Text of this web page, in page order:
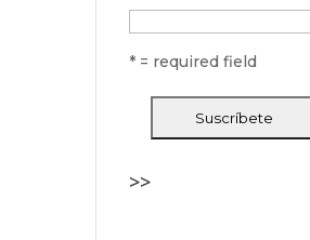
* = required field
>>